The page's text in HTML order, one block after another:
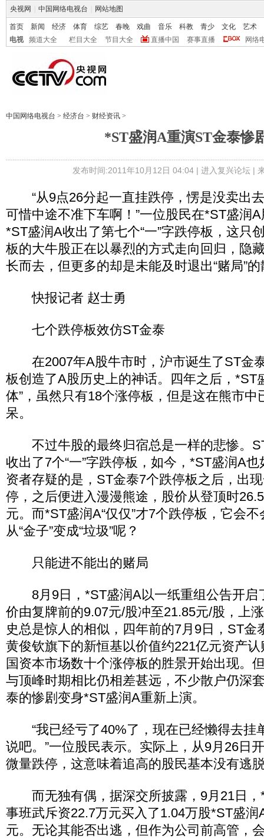
央视网 中国网络电视台 网站地图
首页 新闻 经济 体育 综艺 春晚 戏曲 音乐 科教 青少 文化
艺术
电视
频道大全 栏目大全 节目大全 直播中国 赛事直播 网络
中国网络电视台 > 经济台 > 财经资讯 >
*ST盛润A重演ST金泰惨
发布时间:2011年10月12日 04:04 | 进入复兴论坛|
“从9点26分起一直挂跌停，愣是没卖出
可惜中途不准下车啊！”一位股民在*ST盛润
*ST盛润A收出了第七个“一”字跌停板，这只
板的大牛股正在以暴烈的方式走向回归，隐
长而去，但更多的却是未能及时退出“赌局”
快报记者 赵士勇
七个跌停板效仿ST金泰
在2007年A股牛市时，沪市诞生了ST金
板创造了A股历史上的神话。四年之后，*ST
体”，虽然只有18个涨停板，但是这在熊市中
呆。
不过牛股的最终归宿总是一样的悲惨。
收出了7个“一”字跌停板，如今，*ST盛润A
资者存疑的是，ST金泰7个跌停板之后，出
停，之后便进入漫漫熊途，股价从登顶时
元。而*ST盛润A“仅仅”才7个跌停板，它会
从“金子”变成“垃圾”呢？
只能进不能出的赌局
8月9日，*ST盛润A以一纸重组公告开启
价由复牌前的9.07元/股冲至21.85元/股，上
史总是惊人的相似，四年前的7月9日，ST金
黄俊钦旗下的新恒基以价值约221亿元资产
国资本市场数十个涨停板的胜景开始出现。
与顶峰时期相比仍相差甚远，不少散户仍深
泰的惨剧变身*ST盛润A重新上演。
“我已经亏了40%了，现在已经懒得去挂
说吧。”一位股民表示。实际上，从9月26日
微量跌停，这意味着追高的股民基本没有逃
而无独有偶，据深交所披露，9月21日，
事班武斥资22.7万元买入了1.04万股*ST盛润
元。无论其能否出逃，但作为公司前高管，